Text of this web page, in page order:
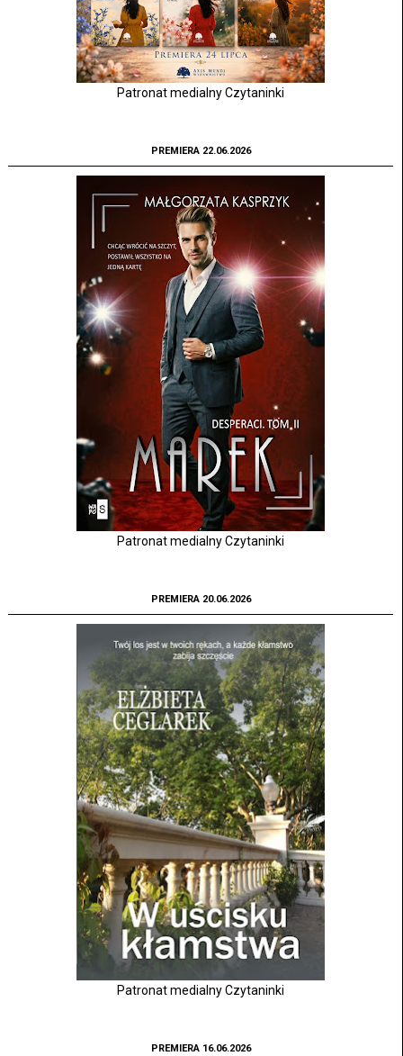
Patronat medialny Czytaninki
PREMIERA 22.06.2026
Patronat medialny Czytaninki
PREMIERA 20.06.2026
Patronat medialny Czytaninki
PREMIERA 16.06.2026